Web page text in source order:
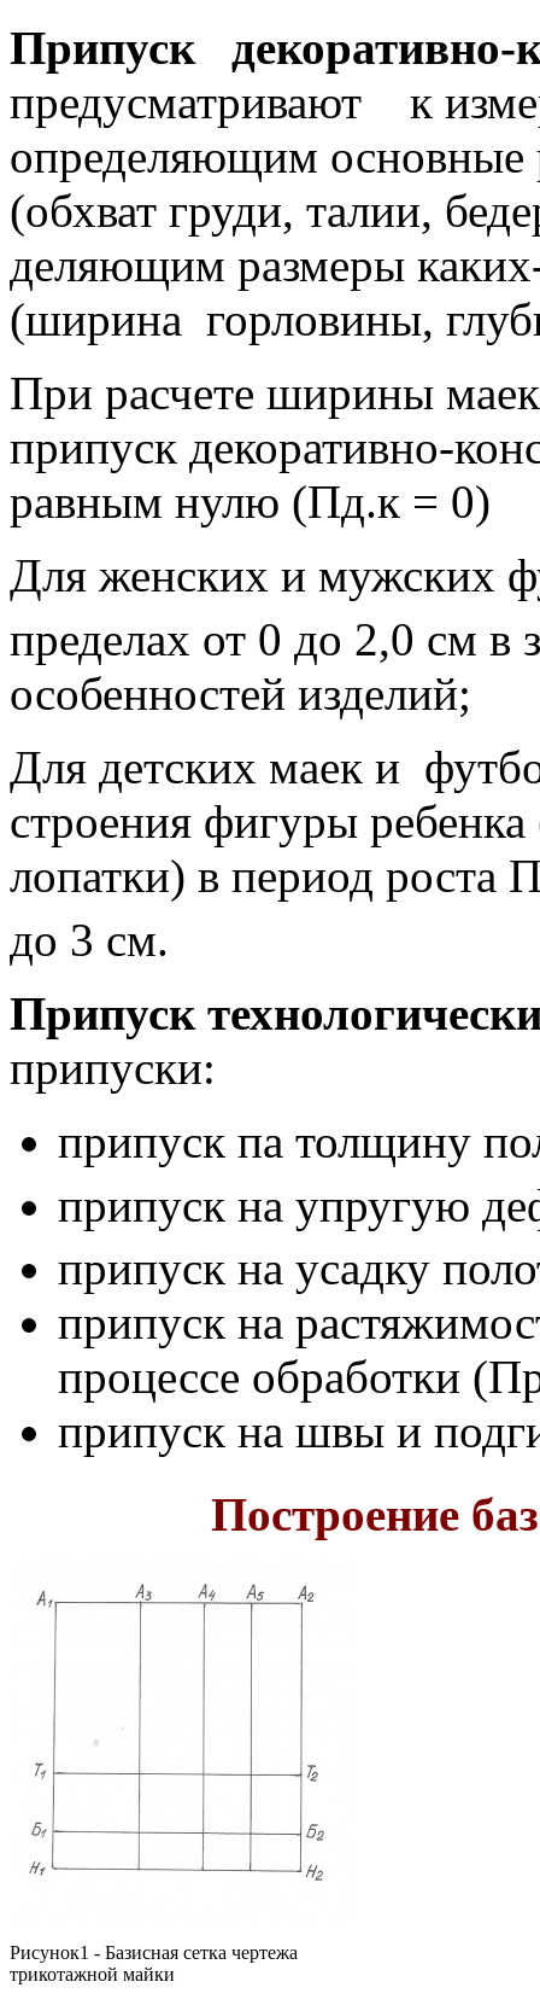
Припуск
предусматривают
к
определяющим основные
(обхват груди, талии,
деляющим размеры
(ширина горловины,
При расчете ширины
припуск декоративно-
равным нулю (Пд.к = 0)
Для женских и мужских
пределах от 0 до 2,0 см в
особенностей изделий;
Для детских маек и
строения фи­гуры
лопатки) в период роста
до 3 см.
Припуск
припуски:
припуск па толщину
припуск на упругую
припуск на усадку
припуск на
процес­се обработки
припуск на швы и
Построение
Рисунок1 - Базисная сетка чертежа
трикотажной майки